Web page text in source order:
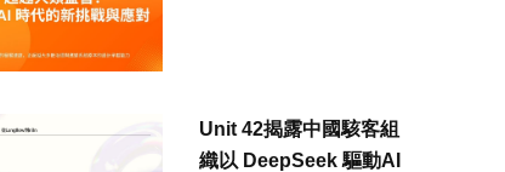
Unit 42揭露中國駭客組
織以 DeepSeek 驅動AI